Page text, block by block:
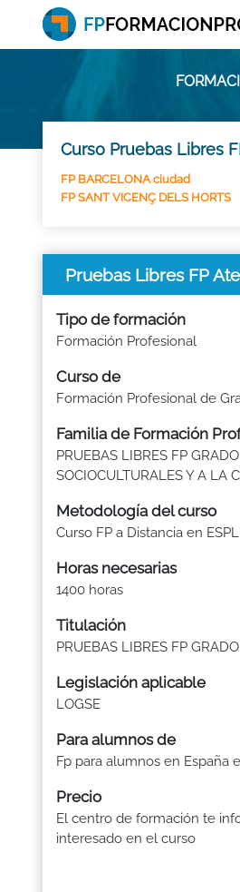
Curso Pruebas Libres
FP BARCELONA ciudad
FP SANT VICENÇ DELS HORTS
Pruebas Libres FP
Tipo de formación
Formación Profesional
Curso de
Formación Profesional de
Familia de Formación
PRUEBAS LIBRES FP
SOCIOCULTURALES Y A LA
Metodología del curso
Curso FP a Distancia en
Horas necesarias
1400 horas
Titulación
PRUEBAS LIBRES FP
Legislación aplicable
LOGSE
Para alumnos de
Fp para alumnos en España
Precio
El centro de formación te
interesado en el curso